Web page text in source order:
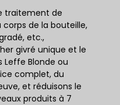
traitement de
de la bouteille,
etc.,
givré unique et le
Blonde ou
complet, du
et réduisons le
produits à 7